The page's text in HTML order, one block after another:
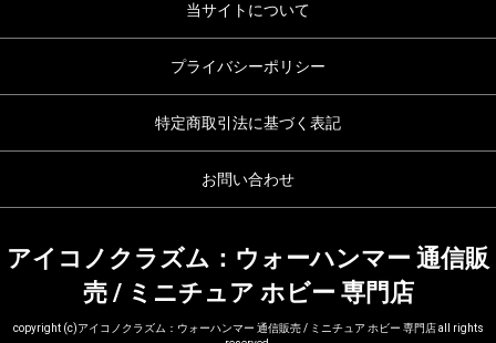
当サイトについて
プライバシーポリシー
特定商取引法に基づく表記
お問い合わせ
アイコノクラズム：ウォーハンマー 通信販
売 / ミニチュア ホビー 専門店
copyright (c)アイコノクラズム：ウォーハンマー 通信販売 / ミニチュア ホビー 専門店 all rights